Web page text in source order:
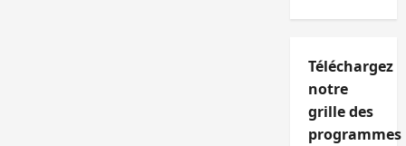
Téléchargez
notre
grille des
programmes